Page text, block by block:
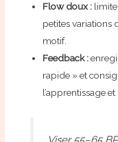
Flow doux :
petites variations
motif.
Feedback :
rapide » et
l’apprentissage